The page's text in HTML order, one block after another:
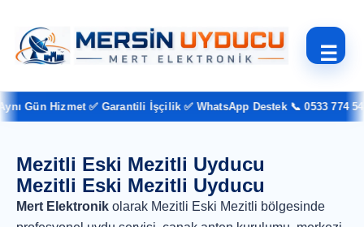
☰
Gün Hizmet ✅ Garantili İşçilik ✅ WhatsApp Destek 📞 0533 774 54
Mezitli Eski Mezitli Uyducu
Mezitli Eski Mezitli Uyducu
Mert Elektronik olarak Mezitli Eski Mezitli bölgesinde